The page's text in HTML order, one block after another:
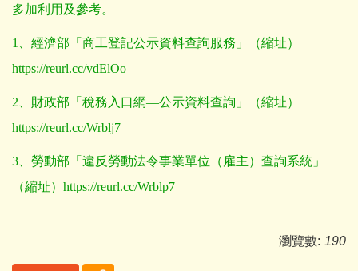
多加利用及參考。
1
、經濟部「商工登記公示資料查詢服務」（縮址）
https://reurl.cc/vdElOo
2 、財政部「稅務入口網—公示資料查詢」（縮址）
https://reurl.cc/Wrblj7
3 、勞動部「違反勞動法令事業單位（雇主）查詢系統」
（縮址） https://reurl.cc/Wrblp7
瀏覽數: 190